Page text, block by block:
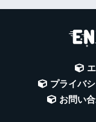
プライバ
お問い